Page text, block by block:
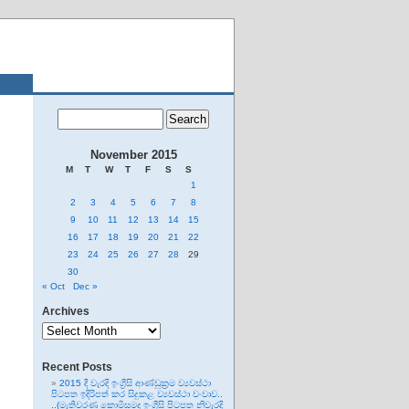
November 2015
M T W T F S
S
1
2
3 4 5 6 7
8
9
10 11 12 13 14
15
16
17 18 19 20 21
22
23
24 25 26 27 28
29
30
« Oct
Dec »
Archives
Archives
Recent Posts
2015 දී වැරදි ඉංග්‍රීසි ආණ්ඩුක්‍රම ව්‍යවස්ථා
පිටපත ඉදිරිපත් කර සිදුකළ ව්‍යවස්ථා වංචාව..
..(මැතිවරණ කොමිසමද ඉංග්‍රීසි පිටපත නිවැරදි